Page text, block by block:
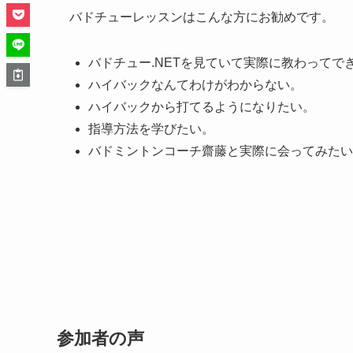
バドチューレッスンはこんな方にお勧めです。
バドチュー.NETを見ていて実際に教わってで
ハイバックなんてわけがわからない。
ハイバックから打てるようになりたい。
指導方法を学びたい。
バドミントンコーチ齋藤と実際に会ってみたい
参加者の声